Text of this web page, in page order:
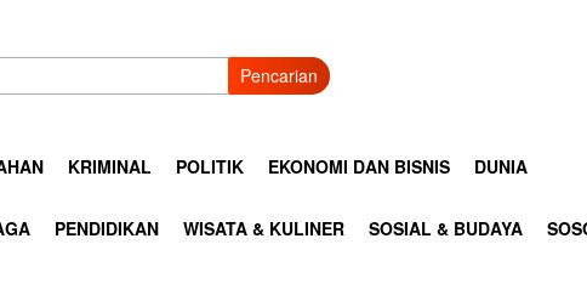
Pencarian
KRIMINAL POLITIK EKONOMI DAN BISNIS DUNIA
PENDIDIKAN WISATA & KULINER SOSIAL & BUDAYA